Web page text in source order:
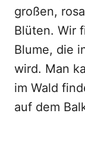
großen,
Blüten. Wir
Blume, die
wird. Man
im Wald
auf dem